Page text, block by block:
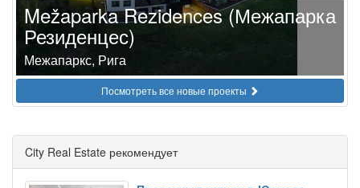
Mežaparka Rezidences (Межапарка
Резиденцес)
Межапаркс, Рига
Посмотреть все новые проекты
City Real Estate рекомендует